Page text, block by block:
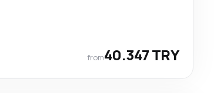
from40.347 TRY